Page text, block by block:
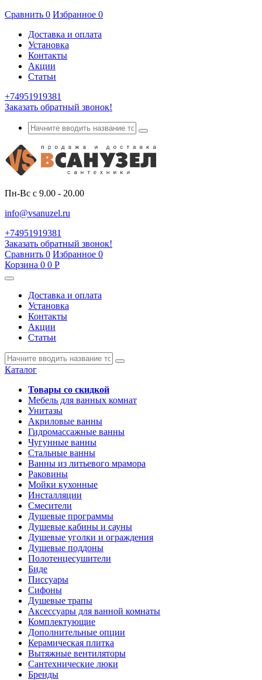
Сравнить 0 Избранное 0
Доставка и оплата
Установка
Контакты
Акции
Статьи
+74951919381
Заказать обратный звонок!
Пн-Вс с 9.00 - 20.00
info@vsanuzel.ru
+74951919381
Заказать обратный звонок!
Сравнить 0 Избранное 0
Корзина 0 0 Р
Доставка и оплата
Установка
Контакты
Акции
Статьи
Каталог
Товары со скидкой
Мебель для ванных комнат
Унитазы
Акриловые ванны
Гидромассажные ванны
Чугунные ванны
Стальные ванны
Ванны из литьевого мрамора
Раковины
Мойки кухонные
Инсталляции
Смесители
Душевые программы
Душевые кабины и сауны
Душевые уголки и ограждения
Душевые поддоны
Полотенцесушители
Биде
Писсуары
Сифоны
Душевые трапы
Аксессуары для ванной комнаты
Комплектующие
Дополнительные опции
Керамическая плитка
Вытяжные вентиляторы
Сантехнические люки
Бренды